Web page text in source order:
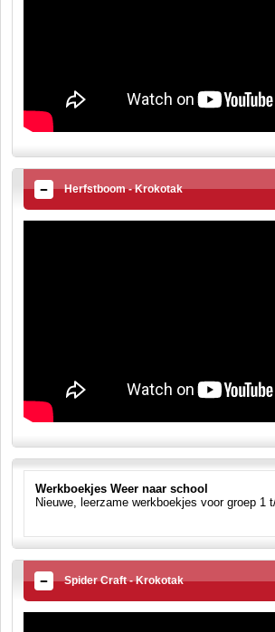
Herfstboom - Krokotak
Werkboekjes Weer naar school
Nieuwe, leerzame werkboekjes voor groep 1
Spider Craft - Krokotak